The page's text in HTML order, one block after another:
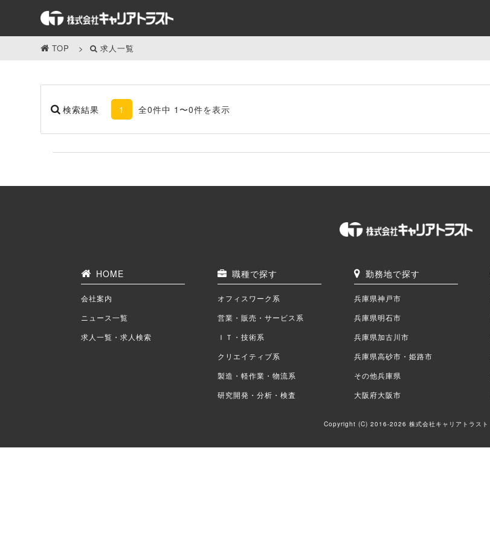
TOP 求人一覧
検索結果 1 全0件中 1〜0件を表示
HOME
会社案内
ニュース一覧
求人一覧・求人検索
職種で探す
オフィスワーク系
営業・販売・サービス系
ＩＴ・技術系
クリエイティブ系
製造・軽作業・物流系
研究開発・分析・検査
勤務地で探す
兵庫県神戸市
兵庫県明石市
兵庫県加古川市
兵庫県高砂市・姫路市
その他兵庫県
大阪府大阪市
Copyright (C) 2016-2026 株式会社キャリアトラスト